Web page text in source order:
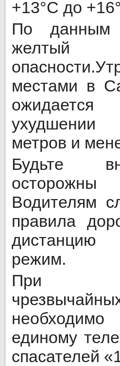
+13°C до
По данным
местами в
ухудшении
метров и
Будьте
Водителям
правила
режим.
При
единому
спасателей